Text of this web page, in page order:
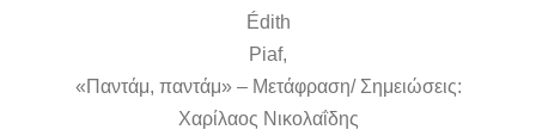
Édith
Piaf,
«Παντάμ, παντάμ» – Μετάφραση/ Σημειώσεις:
Χαρίλαος Νικολαΐδης